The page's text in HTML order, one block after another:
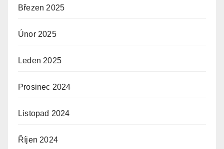
Březen 2025
Únor 2025
Leden 2025
Prosinec 2024
Listopad 2024
Říjen 2024